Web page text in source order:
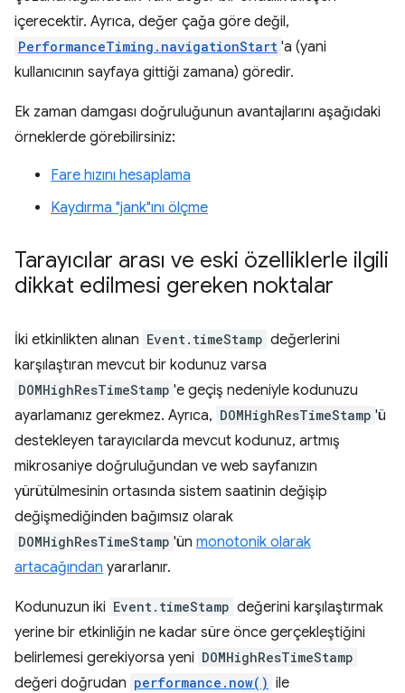
içerecektir. Ayrıca, değer çağa göre değil,
PerformanceTiming.navigationStart 'a (yani
kullanıcının sayfaya gittiği zamana) göredir.
Ek zaman damgası doğruluğunun avantajlarını aşağıdaki
örneklerde görebilirsiniz:
Fare hızını hesaplama
Kaydırma "jank"ını ölçme
Tarayıcılar arası ve eski özelliklerle ilgili
dikkat edilmesi gereken noktalar
İki etkinlikten alınan Event.timeStamp değerlerini
karşılaştıran mevcut bir kodunuz varsa
DOMHighResTimeStamp 'e geçiş nedeniyle kodunuzu
ayarlamanız gerekmez. Ayrıca, DOMHighResTimeStamp 'ü
destekleyen tarayıcılarda mevcut kodunuz, artmış
mikrosaniye doğruluğundan ve web sayfanızın
yürütülmesinin ortasında sistem saatinin değişip
değişmediğinden bağımsız olarak
DOMHighResTimeStamp 'ün monotonik olarak
artacağından yararlanır.
Kodunuzun iki Event.timeStamp değerini karşılaştırmak
yerine bir etkinliğin ne kadar süre önce gerçekleştiğini
belirlemesi gerekiyorsa yeni DOMHighResTimeStamp
değeri doğrudan performance.now() ile